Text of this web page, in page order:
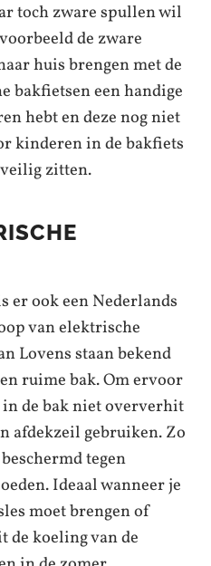
toch zware spullen wil
de zware
huis brengen met de
bakfietsen een handige
hebt en deze nog niet
kinderen in de bakfiets
zitten.
er ook een Nederlands
van elektrische
Lovens staan bekend
ruime bak. Om ervoor
de bak niet oververhit
afdekzeil gebruiken. Zo
tegen
Ideaal wanneer je
moet brengen of
de koeling van de